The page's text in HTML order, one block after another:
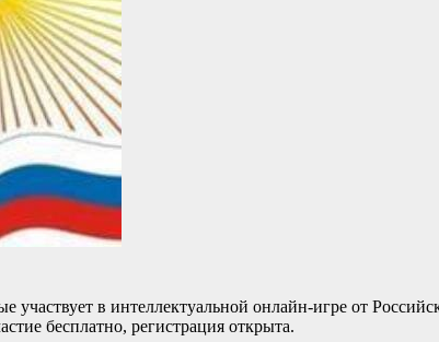
участвует в интеллектуальной онлайн-игре от
бесплатно, регистрация открыта.